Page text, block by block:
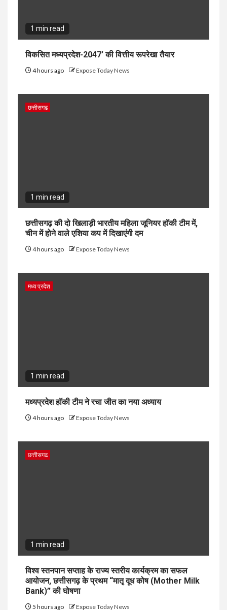
1 min read
विकसित मध्यप्रदेश-2047’ की वित्तीय रूपरेखा तैयार
4 hours ago Expose Today News
छत्तीसगढ
1 min read
छत्तीसगढ़ की दो खिलाड़ी भारतीय महिला जूनियर हॉकी टीम में,
चीन में होने वाले एशिया कप में दिखाएंगी दम
4 hours ago Expose Today News
मध्य प्रदेश
1 min read
मध्यप्रदेश हॉकी टीम ने रचा जीत का नया अध्याय
4 hours ago Expose Today News
छत्तीसगढ
1 min read
विश्व स्तनपान सप्ताह के राज्य स्तरीय कार्यक्रम का सफल
आयोजन, छत्तीसगढ़ के प्रथम “मातृ दूध कोष (Mother Milk
Bank)” की घोषणा
5 hours ago Expose Today News